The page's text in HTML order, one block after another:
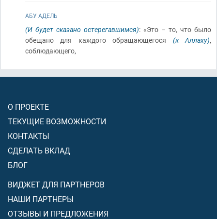
АБУ АДЕЛЬ
(И будет сказано остерегавшимся): «Это – то, что было
обещано для каждого обращающегося (к Аллаху),
соблюдающего,
О ПРОЕКТЕ
ТЕКУЩИЕ ВОЗМОЖНОСТИ
КОНТАКТЫ
СДЕЛАТЬ ВКЛАД
БЛОГ
ВИДЖЕТ ДЛЯ ПАРТНЕРОВ
НАШИ ПАРТНЕРЫ
ОТЗЫВЫ И ПРЕДЛОЖЕНИЯ